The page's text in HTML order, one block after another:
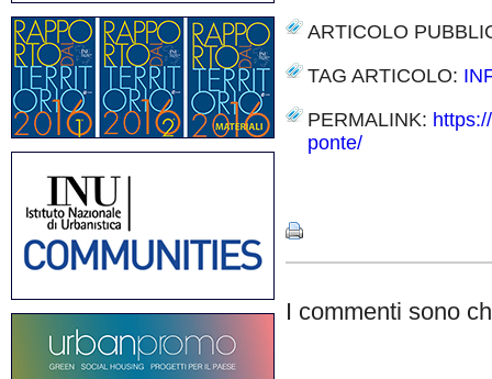
ARTICOLO
TAG ARTICOLO:
PERMALINK:
ponte/
I commenti sono